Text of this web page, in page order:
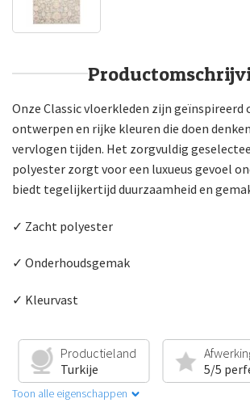
Onze Classic vloerkleden zijn
ontwerpen en rijke kleuren die doen
vervlogen tijden. Het zorgvuldig
polyester zorgt voor een luxueus gevoel
biedt tegelijkertijd duurzaamheid en
✓ Zacht polyester
✓ Onderhoudsgemak
✓ Kleurvast
Productieland
Turkije
5/5
Toon alle eigenschappen